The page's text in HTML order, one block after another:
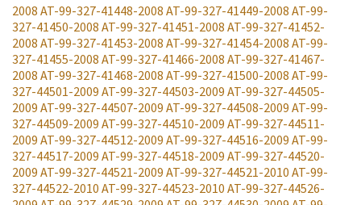
2008 AT-99-327-41448-2008 AT-99-327-41449-2008 AT-99-
327-41450-2008 AT-99-327-41451-2008 AT-99-327-41452-
2008 AT-99-327-41453-2008 AT-99-327-41454-2008 AT-99-
327-41455-2008 AT-99-327-41466-2008 AT-99-327-41467-
2008 AT-99-327-41468-2008 AT-99-327-41500-2008 AT-99-
327-44501-2009 AT-99-327-44503-2009 AT-99-327-44505-
2009 AT-99-327-44507-2009 AT-99-327-44508-2009 AT-99-
327-44509-2009 AT-99-327-44510-2009 AT-99-327-44511-
2009 AT-99-327-44512-2009 AT-99-327-44516-2009 AT-99-
327-44517-2009 AT-99-327-44518-2009 AT-99-327-44520-
2009 AT-99-327-44521-2009 AT-99-327-44521-2010 AT-99-
327-44522-2010 AT-99-327-44523-2010 AT-99-327-44526-